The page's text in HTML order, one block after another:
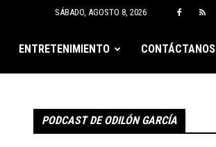
SÁBADO, AGOSTO 8, 2026
ENTRETENIMIENTO CONTÁCTANOS
PODCAST DE ODILÓN GARCÍA